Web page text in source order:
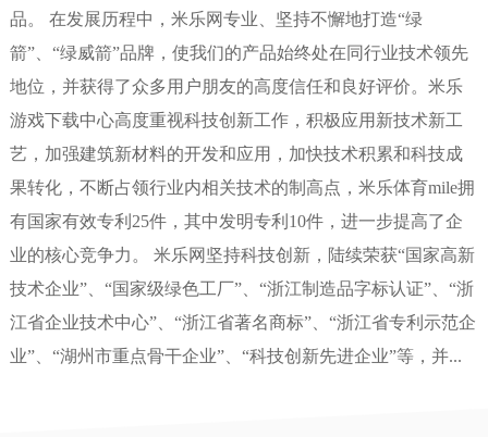
品。 在发展历程中，米乐网专业、坚持不懈地打造“绿
箭”、“绿威箭”品牌，使我们的产品始终处在同行业技术领先
地位，并获得了众多用户朋友的高度信任和良好评价。米乐
游戏下载中心高度重视科技创新工作，积极应用新技术新工
艺，加强建筑新材料的开发和应用，加快技术积累和科技成
果转化，不断占领行业内相关技术的制高点，米乐体育mile拥
有国家有效专利25件，其中发明专利10件，进一步提高了企
业的核心竞争力。 米乐网坚持科技创新，陆续荣获“国家高新
技术企业”、“国家级绿色工厂”、“浙江制造品字标认证”、“浙
江省企业技术中心”、“浙江省著名商标”、“浙江省专利示范企
业”、“湖州市重点骨干企业”、“科技创新先进企业”等，并...